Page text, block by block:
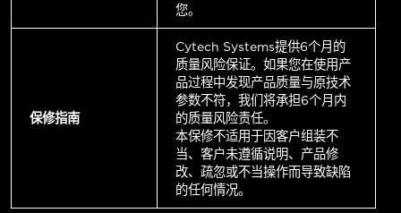
您。
保修指南
Cytech Systems提供6个月的
质量风险保证。如果您在使用产
品过程中发现产品质量与原技术
参数不符，我们将承担6个月内
的质量风险责任。
本保修不适用于因客户组装不
当、客户未遵循说明、产品修
改、疏忽或不当操作而导致缺陷
的任何情况。